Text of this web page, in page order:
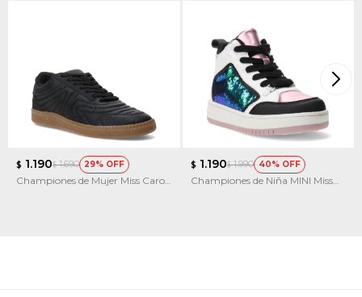
$ 1.190$ 1.690 29
Championes de Mujer Miss Carol
$ 1.190$ 1.990 40
Championes de Niña MINI Miss